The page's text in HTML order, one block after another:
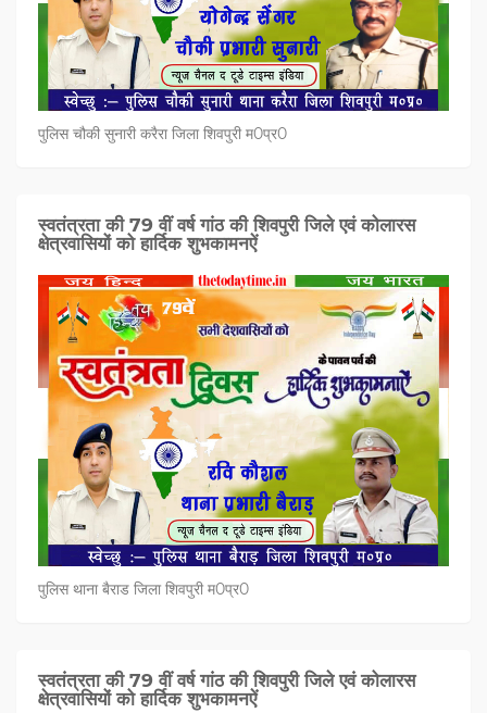
पुलिस चौकी सुनारी करैरा जिला शिवपुरी म0प्र0
स्वतंत्रता की 79 वीं वर्ष गांठ की शिवपुरी जिले एवं कोलारस
क्षेत्रवासियों को हार्दिक शुभकामनऐं
पुलिस थाना बैराड जिला शिवपुरी म0प्र0
स्वतंत्रता की 79 वीं वर्ष गांठ की शिवपुरी जिले एवं कोलारस
क्षेत्रवासियों को हार्दिक शुभकामनऐं